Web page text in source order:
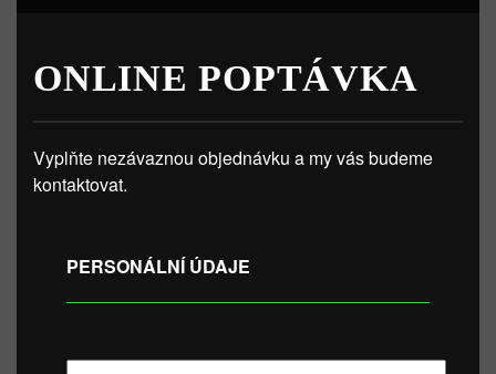
ONLINE POPTÁVKA
Vyplňte nezávaznou objednávku a my vás budeme
kontaktovat.
PERSONÁLNÍ ÚDAJE